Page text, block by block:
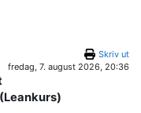
Skriv ut
fredag, 7. august 2026, 20:36